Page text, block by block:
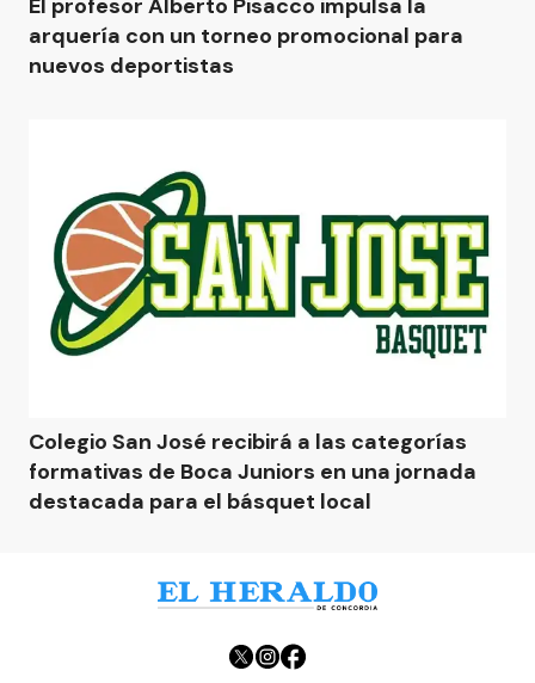
El profesor Alberto Pisacco impulsa la
arquería con un torneo promocional para
nuevos deportistas
Colegio San José recibirá a las categorías
formativas de Boca Juniors en una jornada
destacada para el básquet local